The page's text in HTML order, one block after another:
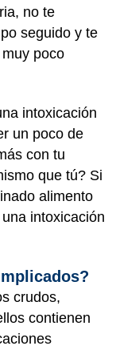
no te
seguido y te
poco
intoxicación
un poco de
con tu
que tú? Si
alimento
intoxicación
crudos,
contienen